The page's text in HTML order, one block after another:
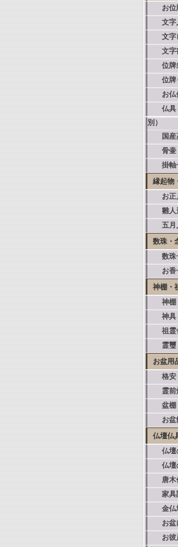
お位
文字
文字
文字
位牌袋
位牌
お仏
仏具
別）
国産
骨壷
掛軸
縁起物
お正
雛人
五月
数珠・
数珠
お香
神棚・
神棚
神具
祖霊
霊璽
お盆用
格安
霊前灯
盆棚・
お盆飾
仏壇仏
仏壇
仏壇の
唐木
家具
金仏
お盆
お彼